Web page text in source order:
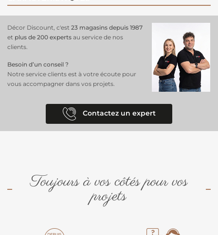
en superposé. Parce que le respect de l’environnement est la priorité
moquette 100% recyclable, permettant un recyclage total après
Décor Discount, c'est 23 magasins depuis 1987
et plus de 200 experts au service de nos
clients.
Besoin d’un conseil ?
Notre service clients est à votre écoute pour
vous accompagner dans vos projets.
Contactez un expert
Toujours à vos côtés pour vos
projets